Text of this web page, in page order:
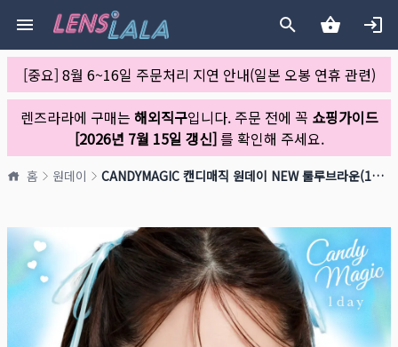
[중요] 8월 6~16일 주문처리 지연 안내(일본 오봉 연휴 관련)
렌즈라라에 구매는 해외직구입니다. 주문 전에 꼭 쇼핑가이드
[2026년 7월 15일 갱신]를 확인해 주세요.
홈 원데이 CANDYMAGIC 캔디매직 원데이 NEW 룰루브라운(1박스 10개들이)